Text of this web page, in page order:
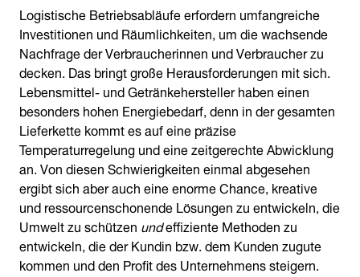
Logistische Betriebsabläufe erfordern umfangreiche
Investitionen und Räumlichkeiten, um die wachsende
Nachfrage der Verbraucherinnen und Verbraucher zu
decken. Das bringt große Herausforderungen mit sich.
Lebensmittel- und Getränkehersteller haben einen
besonders hohen Energiebedarf, denn in der gesamten
Lieferkette kommt es auf eine präzise
Temperaturregelung und eine zeitgerechte Abwicklung
an. Von diesen Schwierigkeiten einmal abgesehen
ergibt sich aber auch eine enorme Chance, kreative
und ressourcenschonende Lösungen zu entwickeln, die
Umwelt zu schützenundeffiziente Methoden zu
entwickeln, die der Kundin bzw. dem Kunden zugute
kommen und den Profit des Unternehmens steigern.